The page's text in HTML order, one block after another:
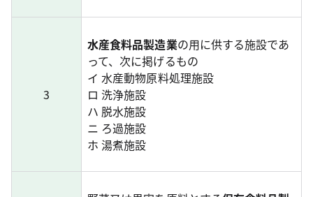
3
水産食料品製造業の用に供する施設であ
って、次に掲げるもの
イ 水産動物原料処理施設
ロ 洗浄施設
ハ 脱水施設
ニ ろ過施設
ホ 湯煮施設